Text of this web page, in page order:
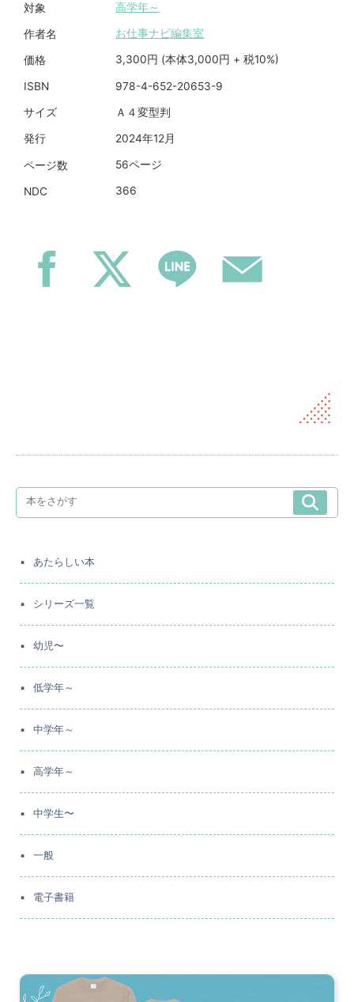
対象 高学年～
作者名 お仕事ナビ編集室
価格 3,300円 (本体3,000円 + 税10%)
ISBN 978-4-652-20653-9
サイズ Ａ４変型判
発行 2024年12月
ページ数 56ページ
NDC 366
あたらしい本
シリーズ一覧
幼児〜
低学年～
中学年～
高学年～
中学生〜
一般
電子書籍